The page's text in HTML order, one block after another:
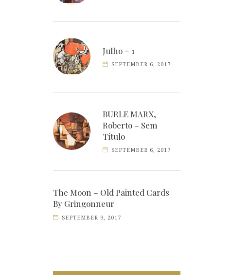
Julho – 1
SEPTEMBER 6, 2017
BURLE MARX,
Roberto – Sem
Título
SEPTEMBER 6, 2017
The Moon – Old Painted Cards
By Gringonneur
SEPTEMBER 9, 2017